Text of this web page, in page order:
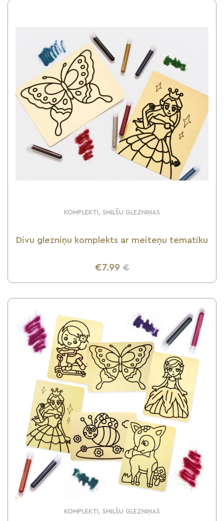
KOMPLEKTI, SMILŠU GLEZNIŅAS
Divu glezniņu komplekts ar meiteņu tematiku
€7.99 €
UZZINI VAIRĀK
KOMPLEKTI, SMILŠU GLEZNIŅAS